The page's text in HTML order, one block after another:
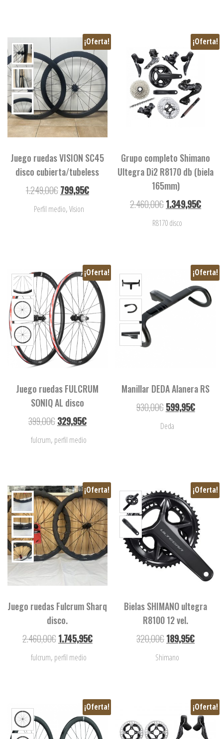
¡Oferta!
Juego ruedas VISION SC45
disco cubierta/tubeless
1.249,00€799,95€
Perfil medio,Vision
¡Oferta!
Grupo completo Shimano
Ultegra Di2 R8170 db (biela
165mm)
2.460,00€1.349,95€
R8170 disco
¡Oferta!
Juego ruedas FULCRUM
SONIQ AL disco
399,00€329,95€
fulcrum, perfil medio
¡Oferta!
Manillar DEDA Alanera RS
930,00€ 599,95€
Deda
¡Oferta!
Juego ruedas Fulcrum Sharq
disco.
2.460,00€1.745,95€
fulcrum, perfil medio
¡Oferta!
Bielas SHIMANO ultegra
R8100 12 vel.
320,00€189,95€
Shimano
¡Oferta! ¡Oferta!